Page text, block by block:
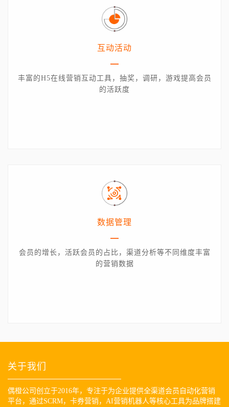
互动活动
丰富的H5在线营销互动工具，抽奖，调研，游戏提高会员
的活跃度
数据管理
会员的增长，活跃会员的占比，渠道分析等不同维度丰富
的营销数据
关于我们
偶橙公司创立于2016年，专注于为企业提供全渠道会员自动化营销
平台，通过SCRM，卡券营销，AI营销机器人等核心工具为品牌搭建